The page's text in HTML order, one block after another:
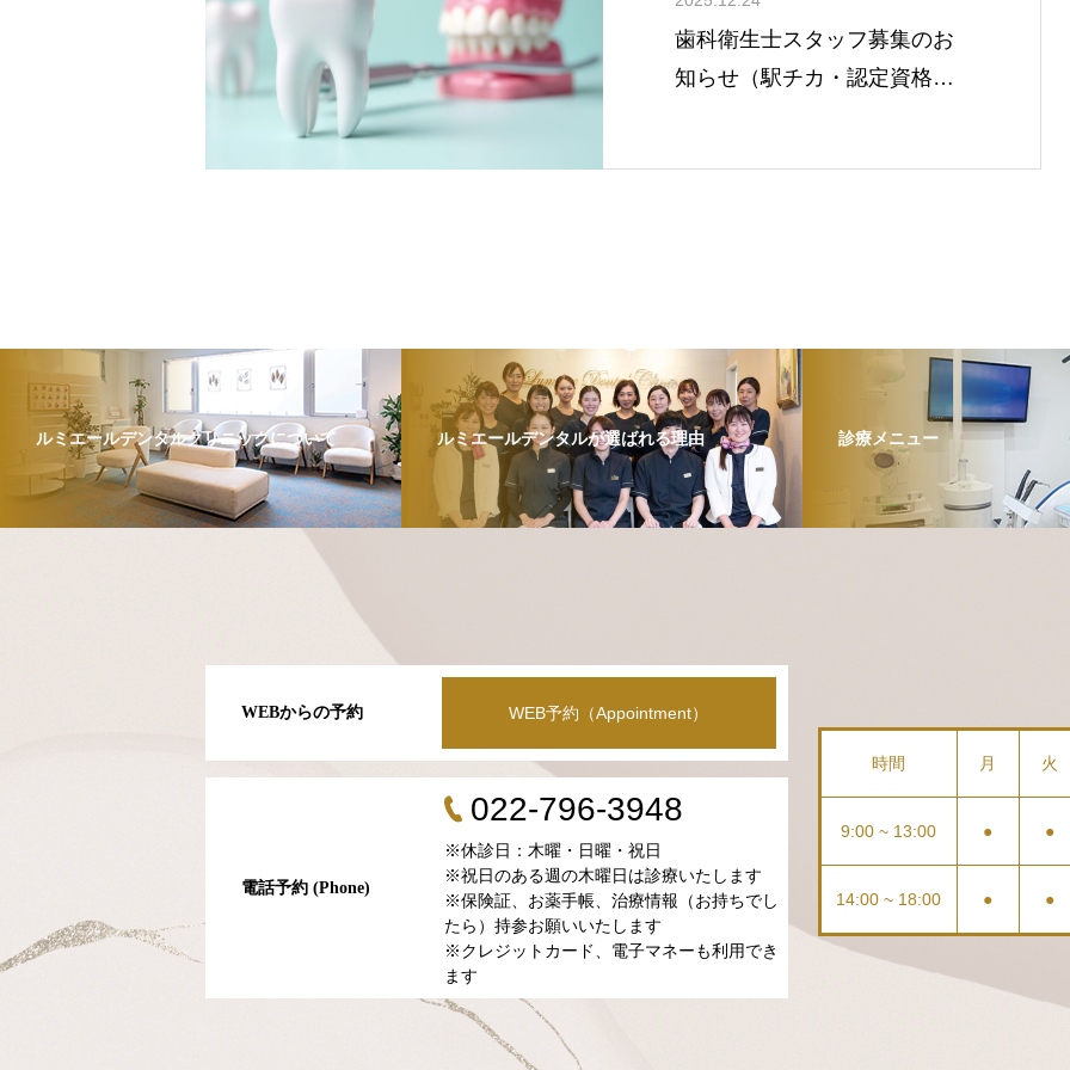
歯科衛生士スタッフ募集のお
知らせ（駅チカ・認定資格支
ルミエールデンタルクリニックについて ルミエールデンタルが選ばれる理由 診療メニュー
WEBからの予約 WEB予約（Appointment）
電話予約 (Phone)
022-796-3948
※休診日：木曜・日曜・祝日
※祝日のある週の木曜日は診療いたします
※保険証、お薬手帳、治療情報（お持ちでし
たら）持参お願いいたします
※クレジットカード、電子マネーも利用でき
ます
時間 月 火
9:00 ~ 13:00 ● ●
14:00 ~ 18:00 ● ●